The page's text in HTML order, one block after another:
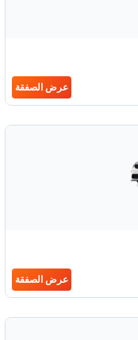
عرض الصفقة
عرض الصفقة